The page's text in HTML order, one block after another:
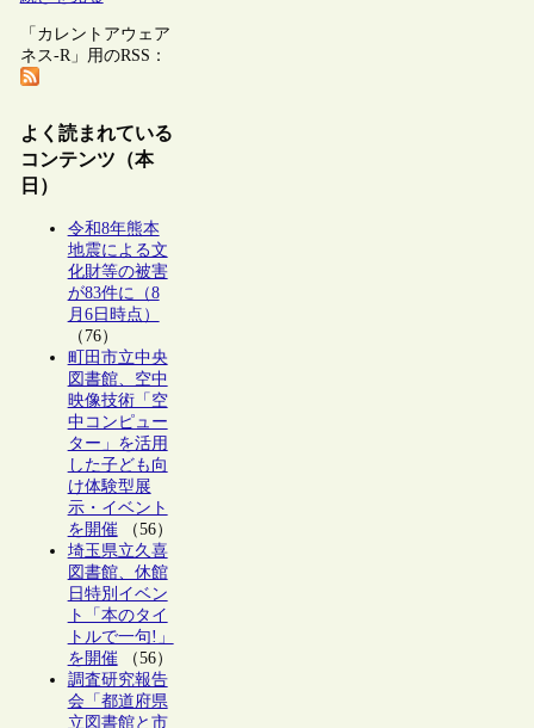
「カレントアウェア
ネス-R」用のRSS：
よく読まれている
コンテンツ（本
日）
令和8年熊本
地震による文
化財等の被害
が83件に（8
月6日時点）
（76）
町田市立中央
図書館、空中
映像技術「空
中コンピュー
ター」を活用
した子ども向
け体験型展
示・イベント
を開催（56）
埼玉県立久喜
図書館、休館
日特別イベン
ト「本のタイ
トルで一句!」
を開催（56）
調査研究報告
会「都道府県
立図書館と市